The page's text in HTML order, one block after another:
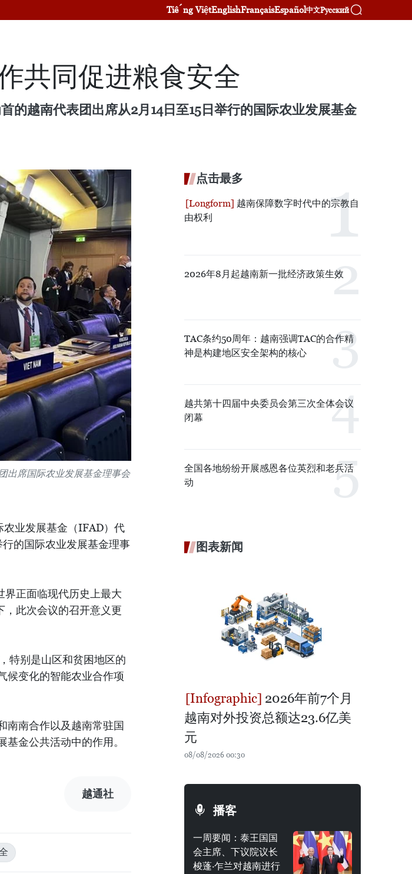
Tiếng ViệtEnglishFrançaisEspañol中文Русский
共同促进粮食安全
的越南代表团出席从2月14日至15日举行的国际农业发展基金
出席国际农业发展基金理事会
业发展基金（IFAD）代
的国际农业发展基金理事
界正面临现代历史上最大
，此次会议的召开意义更
特别是山区和贫困地区的
候变化的智能农业合作项
南南合作以及越南常驻国
金公共活动中的作用。
越通社
点击最多
越南保障数字时代中的宗教自
由权利
2026年8月起越南新一批经济政策生效
TAC条约50周年：越南强调TAC的合作精
神是构建地区安全架构的核心
越共第十四届中央委员会第三次全体会议
闭幕
全国各地纷纷开展感恩各位英烈和老兵活
动
图表新闻
2026年前7个月
越南对外投资总额达23.6亿美
元
08/08/2026 00:30
播客
一周要闻：泰王国国
会主席、下议院议长
梭蓬·乍兰对越南进行